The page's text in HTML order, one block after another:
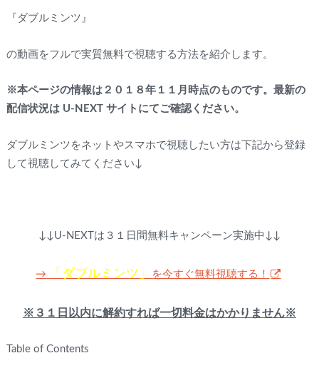
『ダブルミンツ』
の動画をフルで実質無料で視聴する方法を紹介します。
※本ページの情報は２０１８年１１月時点のものです。最新の
配信状況は U-NEXT サイトにてご確認ください。
ダブルミンツをネットやスマホで視聴したい方は下記から登録
して視聴してみてください↓
↓↓U-NEXTは３１日間無料キャンペーン実施中↓↓
→ 「ダブルミンツ」 を今すぐ無料視聴する！
※３１日以内に解約すれば一切料金はかかりません※
Table of Contents